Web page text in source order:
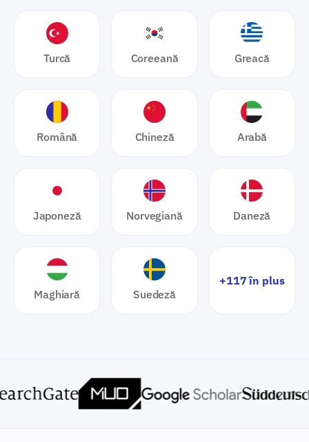
Turcă Coreeană Greacă
Română Chineză Arabă
Japoneză Norvegiană Daneză
Maghiară Suedeză
+117 în plus